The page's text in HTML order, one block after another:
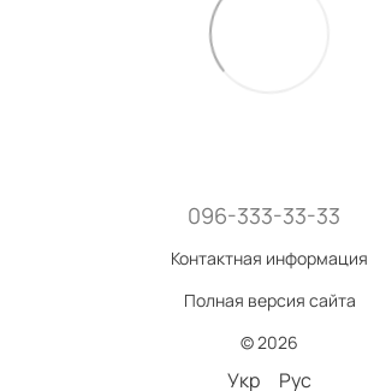
096-333-33-33
Контактная информация
Полная версия сайта
© 2026
Укр Рус